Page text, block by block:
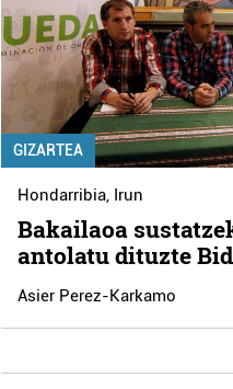
GIZARTEA
Hondarribia, Irun
Bakailaoa
antolatu dituzte
Asier Perez-Karkamo